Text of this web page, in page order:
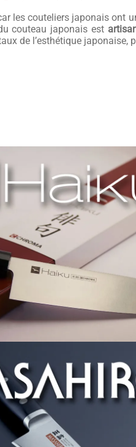
les couteliers japonais ont
couteau japonais est
de l’esthétique japonaise,